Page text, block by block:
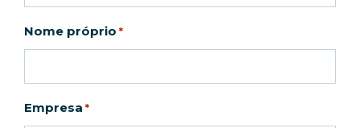
Nome próprio *
Empresa *